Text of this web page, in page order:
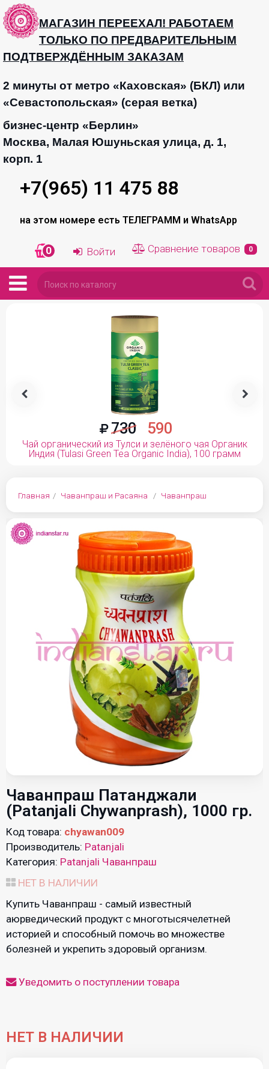
МАГАЗИН ПЕРЕЕХАЛ! РАБОТАЕМ
ТОЛЬКО ПО ПРЕДВАРИТЕЛЬНЫМ
ПОДТВЕРЖДЁННЫМ ЗАКАЗАМ
2 минуты от метро «Каховская» (БКЛ) или
«Севастопольская» (серая ветка)
бизнес-центр «Берлин»
Москва, Малая Юшуньская улица, д. 1,
корп. 1
+7(965) 11 475 88
на этом номере есть ТЕЛЕГРАММ и WhatsApp
Войти Сравнение товаров 0
0
730 590
Чай органический из Тулси и зелёного чая Органик
Индия (Tulasi Green Tea Organic India), 100 грамм
 
Главная Чаванпраш и Расаяна Чаванпраш
Чаванпраш Патанджали
(Patanjali Chywanprash), 1000 гр.
Код товара: chyawan009
Производитель: Patanjali
Категория: Patanjali Чаванпраш
НЕТ В НАЛИЧИИ
Купить Чаванпраш - самый известный
аюрведический продукт с многотысячелетней
историей и способный помочь во множестве
болезней и укрепить здоровый организм.
Уведомить о поступлении товара
НЕТ В НАЛИЧИИ